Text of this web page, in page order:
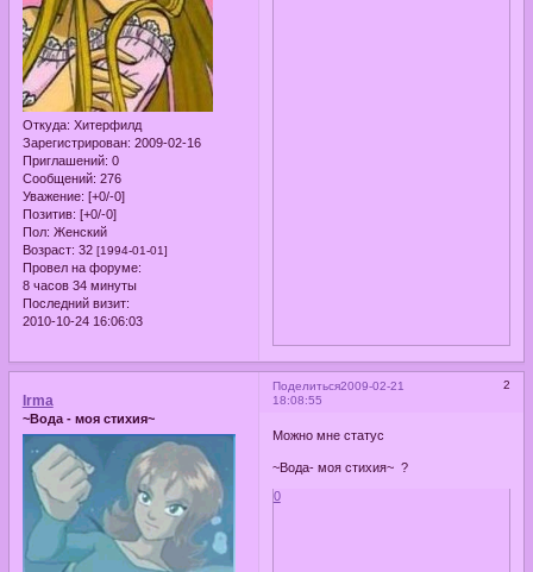
Откуда: Хитерфилд
Зарегистрирован: 2009-02-16
Приглашений: 0
Сообщений: 276
Уважение: [+0/-0]
Позитив: [+0/-0]
Пол: Женский
Возраст: 32 [1994-01-01]
Провел на форуме:
8 часов 34 минуты
Последний визит:
2010-10-24 16:06:03
Поделиться 2
2009-02-21
18:08:55
Irma
~Вода - моя стихия~
Можно мне статус
~Вода- моя стихия~ ?
0